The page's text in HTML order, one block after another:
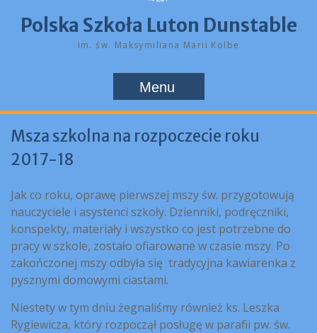
Polska Szkoła Luton Dunstable
im. św. Maksymiliana Marii Kolbe
Menu
Msza szkolna na rozpoczecie roku
2017-18
Jak co roku, oprawę pierwszej mszy św. przygotowują
nauczyciele i asystenci szkoły. Dzienniki, podręczniki,
konspekty, materiały i wszystko co jest potrzebne do
pracy w szkole, zostało ofiarowane w czasie mszy. Po
zakończonej mszy odbyła się tradycyjna kawiarenka z
pysznymi domowymi ciastami.
Niestety w tym dniu żegnaliśmy również ks. Leszka
Rygiewicza, który rozpoczął posługę w parafii pw. św.